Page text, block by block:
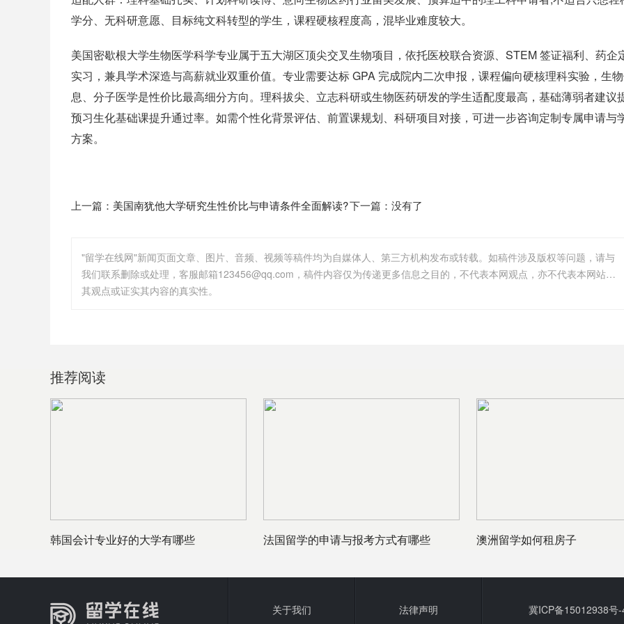
学分、无科研意愿、目标纯文科转型的学生，课程硬核程度高，混毕业难度较大。
美国密歇根大学生物医学科学专业属于五大湖区顶尖交叉生物项目，依托医校联合资源、STEM 签证福利、药企
实习，兼具学术深造与高薪就业双重价值。专业需要达标 GPA 完成院内二次申报，课程偏向硬核理科实验，生
息、分子医学是性价比最高细分方向。理科拔尖、立志科研或生物医药研发的学生适配度最高，基础薄弱者建议
预习生化基础课提升通过率。如需个性化背景评估、前置课规划、科研项目对接，可进一步咨询定制专属申请与
方案。
上一篇： 美国南犹他大学研究生性价比与申请条件全面解读?下一篇：没有了
"留学在线网"新闻页面文章、图片、音频、视频等稿件均为自媒体人、第三方机构发布或转载。如稿件涉及版权等问题，请与
我们联系删除或处理，客服邮箱123456@qq.com，稿件内容仅为传递更多信息之目的，不代表本网观点，亦不代表本网站赞同
其观点或证实其内容的真实性。
推荐阅读
韩国会计专业好的大学有哪些 法国留学的申请与报考方式有哪些 澳洲留学如何租房子
关于我们 法律声明 冀ICP备15012938号